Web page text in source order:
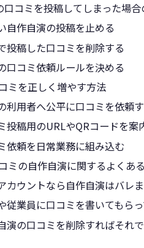
口コミを投稿してしまった場
作自演の投稿を止める
稿した口コミを削除する
コミ依頼ルールを決める
ミを正しく増やす方法
用者へ公平に口コミを依頼
稿用のURLやQRコードを案
依頼を日常業務に組み込む
ミの自作自演に関するよくあ
ウントなら自作自演はバレ
業員に口コミを書いてもらっ
の口コミを削除すればそれ